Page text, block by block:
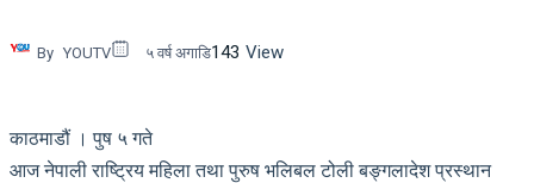
By YOUTV ५ वर्ष अगाडि143 View
काठमाडौं । पुष ५ गते
आज नेपाली राष्ट्रिय महिला तथा पुरुष भलिबल टोली बङ्गलादेश प्रस्थान